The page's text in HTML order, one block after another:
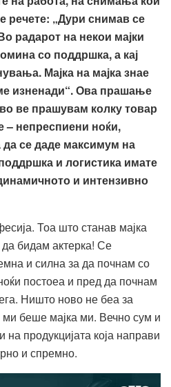
речете: „Дури снимав се
радарот на некои мајки
со поддршка, а кај
Мајка на мајка знае
изненади“. Ова прашање
ве прашувам колку товар
– непреспиени ноќи,
се даде максимум на
и логистика имате
и интензивно
Тоа што станав мајка
бидам актерка! Се
и силна за да почнам со
постоеа и пред да почнам
Ништо ново не беа за
беше мајка ми. Вечно сум и
продукцијата која направи
и спремно.